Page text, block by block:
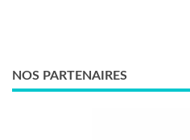
NOS PARTENAIRES